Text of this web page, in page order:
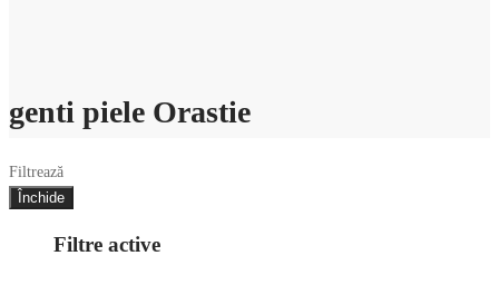
genti piele Orastie
Filtrează
Închide
Filtre active